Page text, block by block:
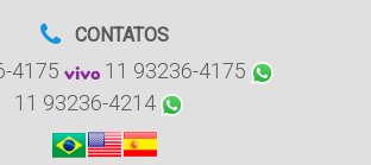
CONTATOS
4175
11 93236-4175
11 93236-4214